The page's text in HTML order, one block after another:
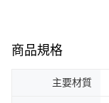
商品規格
主要材質